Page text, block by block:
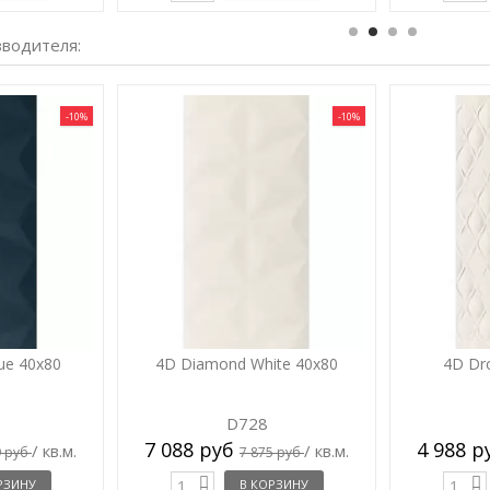
-10%
40x80
руб/ кв.м.
-10%
4D Diamond White 40x80
D728
7 088 руб 7 875 руб/ кв.м.
В КОРЗИНУ
4D
4 988